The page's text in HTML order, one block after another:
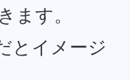
ます。
とイメージ